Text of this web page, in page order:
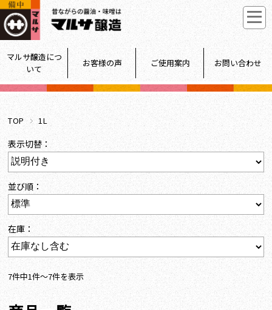
マルサ醸造につ
いて
お客様の声 ご使用案内 お問い合わせ
TOP 1L
表示切替：
並び順：
在庫：
7件中1件～7件を表示